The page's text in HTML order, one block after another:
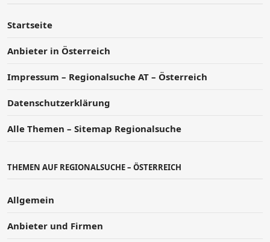
Startseite
Anbieter in Österreich
Impressum – Regionalsuche AT – Österreich
Datenschutzerklärung
Alle Themen – Sitemap Regionalsuche
THEMEN AUF REGIONALSUCHE – ÖSTERREICH
Allgemein
Anbieter und Firmen